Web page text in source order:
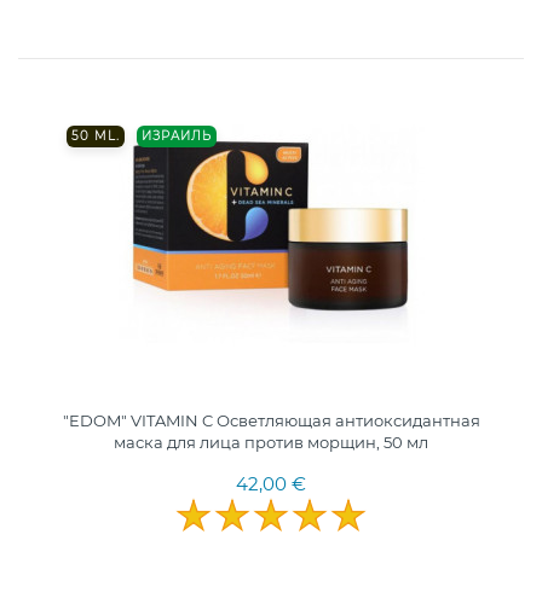
50 ML. ИЗРАИЛЬ
"EDOM" VITAMIN C Осветляющая антиоксидантная
маска для лица против морщин, 50 мл
42,00 €